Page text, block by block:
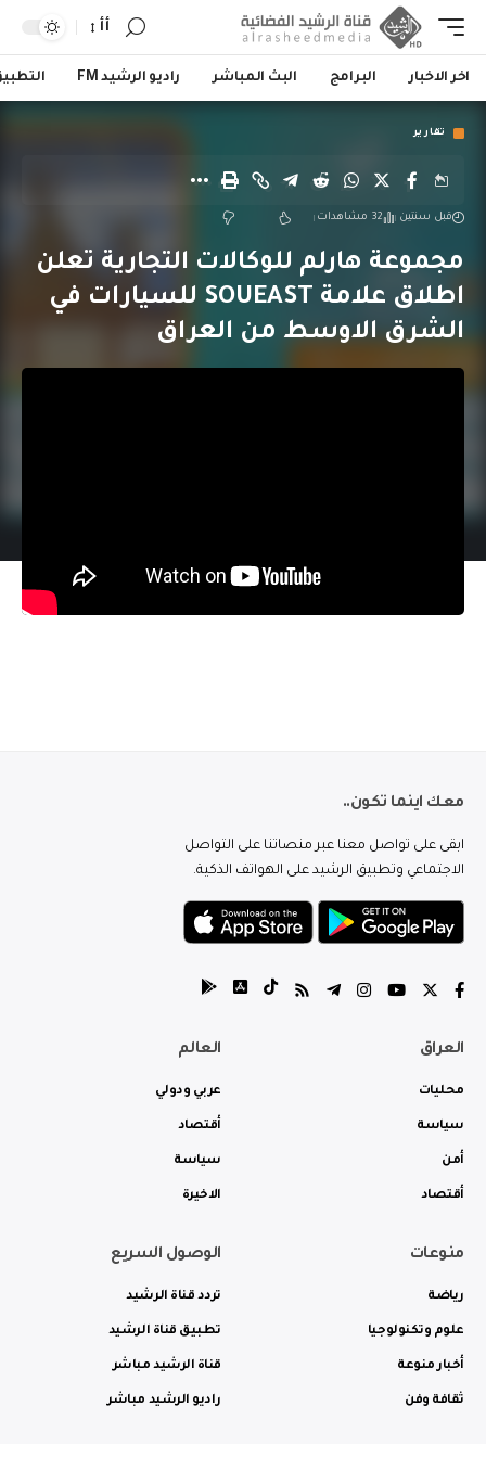
أأ
اخر الاخبار البرامج البث المباشر راديو الرشيد FM
تقارير
قبل سنتين 32 مشاهدات
مجموعة هارلم للوكالات التجارية تعلن
اطلاق علامة SOUEAST للسيارات في
الشرق الاوسط من العراق
معك اينما تكون..
ابقى على تواصل معنا عبر منصاتنا على التواصل
الاجتماعي وتطبيق الرشيد على الهواتف الذكية.
العراق
محليات
سياسة
أمن
أقتصاد
العالم
عربي ودولي
أقتصاد
سياسة
الاخيرة
منوعات
رياضة
علوم وتكنولوجيا
أخبار منوعة
ثقافة وفن
الوصول السريع
تردد قناة الرشيد
تطبيق قناة الرشيد
قناة الرشيد مباشر
راديو الرشيد مباشر